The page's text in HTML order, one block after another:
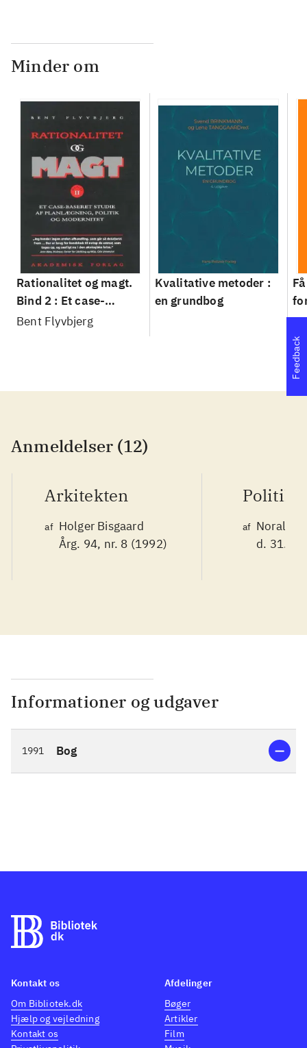
Minder om
Rationalitet og magt.
Bind 2 : Et case-
baseret studie af
Bent Flyvbjerg
Kvalitative metoder :
en grundbog
Anmeldelser (12)
Arkitekten
af Holger Bisgaard
Årg. 94, nr. 8 (1992)
af Noralv
d. 31.
Informationer og udgaver
1991 Bog
Feedback
Kontakt os
Om Bibliotek.dk
Hjælp og vejledning
Kontakt os
Afdelinger
Bøger
Artikler
Film